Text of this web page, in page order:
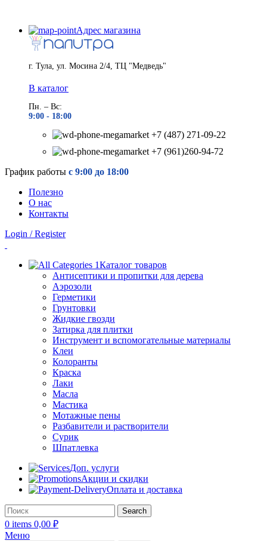
Адрес магазина
г. Тула, ул. Мосина 2/4, ТЦ "Медведь"
В каталог
Пн. – Вс:
9:00 - 18:00
+7 (487) 271-09-22
+7 (961)260-94-72
График работы с 9:00 до 18:00
Полезно
О нас
Контакты
Login / Register
Каталог товаров
Антисептики и пропитки для дерева
Аэрозоли
Герметики
Грунтовки
Жидкие гвозди
Затирка для плитки
Инструмент и вспомогательные материалы
Клеи
Колоранты
Краска
Лаки
Масла
Мастика
Мотажные пены
Разбавители и растворители
Сурик
Шпатлевка
Доп. услуги
Акции и скидки
Оплата и доставка
Search
0 items 0,00 ₽
Меню